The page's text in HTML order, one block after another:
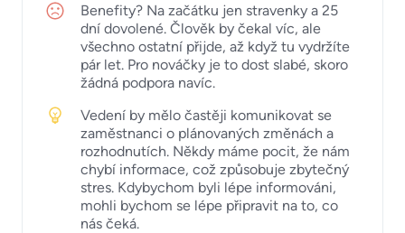
Benefity? Na začátku jen stravenky a 25
dní dovolené. Člověk by čekal víc, ale
všechno ostatní přijde, až když tu vydržíte
pár let. Pro nováčky je to dost slabé, skoro
žádná podpora navíc.
Vedení by mělo častěji komunikovat se
zaměstnanci o plánovaných změnách a
rozhodnutích. Někdy máme pocit, že nám
chybí informace, což způsobuje zbytečný
stres. Kdybychom byli lépe informováni,
mohli bychom se lépe připravit na to, co
nás čeká.